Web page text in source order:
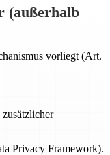
(außerhalb
vorliegt (Art.
Privacy Framework).